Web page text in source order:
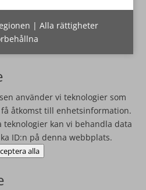
| Alla rättigheter
använder vi teknologier som
åtkomst till enhetsinformation.
teknologier kan vi behandla data
ID:n på denna webbplats.
alla